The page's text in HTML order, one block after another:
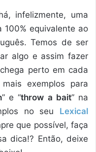
infelizmente, uma
100% equivalente ao
Temos de ser
algo e assim fazer
perto em cada
exemplos para
” e “throw a bait” na
no seu Lexical
que possível, faça
dica!? Então, deixe